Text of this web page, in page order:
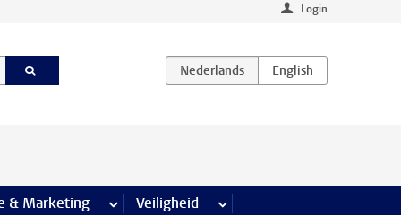
Login
& Marketing meer Communicatie & Marketing pagina’s
Veiligheid meer Veiligheid pagina’s